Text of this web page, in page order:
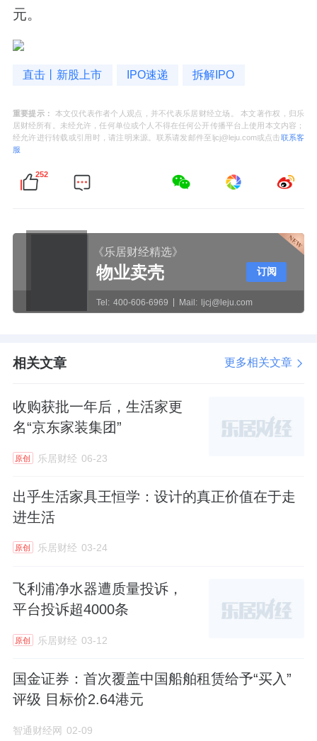
元。
直击丨新股上市 IPO速递 拆解IPO
重要提示：
本文仅代表作者个人观点，并不代表乐居财经立场。 本文著作权，归乐
居财经所有。未经允许，任何单位或个人不得在任何公开传播平台上使用本文内容；
经允许进行转载或引用时，请注明来源。联系请发邮件至ljcj@leju.com或点击联系客
服
252
《乐居财经精选》
物业卖壳
Tel: 400-606-6969 Mail: ljcj@leju.com
订阅
相关文章 更多相关文章
收购获批一年后，生活家更
名“京东家装集团”
原创 乐居财经 06-23
出乎生活家具王恒学：设计的真正价值在于走
进生活
原创 乐居财经 03-24
飞利浦净水器遭质量投诉，
平台投诉超4000条
原创 乐居财经 03-12
国金证券：首次覆盖中国船舶租赁给予“买入”
评级 目标价2.64港元
智通财经网 02-09